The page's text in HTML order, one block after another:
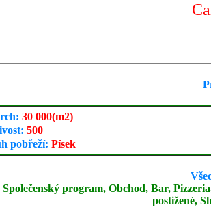
30 000(m2)
500
pobřeží: Písek
Společenský program, Obchod, Bar,
postižené,